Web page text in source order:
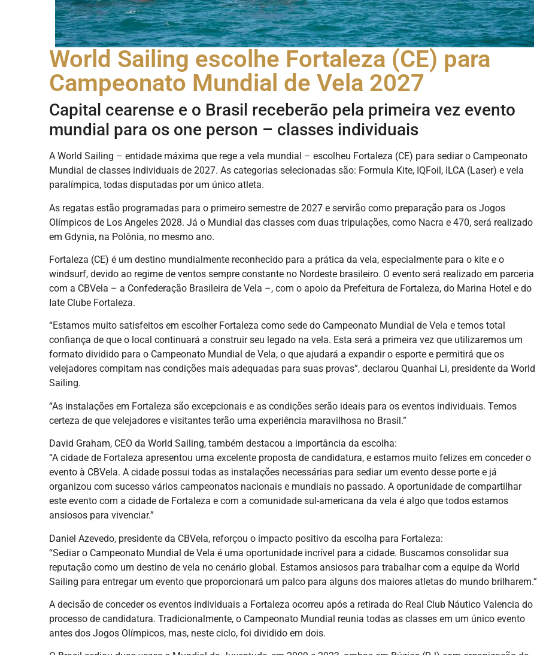
World Sailing escolhe Fortaleza (CE) para
Campeonato Mundial de Vela 2027
Capital cearense e o Brasil receberão pela primeira vez evento
mundial para os one person – classes individuais
A World Sailing – entidade máxima que rege a vela mundial – escolheu Fortaleza (CE) para sediar o Campeonato
Mundial de classes individuais de 2027. As categorias selecionadas são: Formula Kite, IQFoil, ILCA (Laser) e vela
paralímpica, todas disputadas por um único atleta.
As regatas estão programadas para o primeiro semestre de 2027 e servirão como preparação para os Jogos
Olímpicos de Los Angeles 2028. Já o Mundial das classes com duas tripulações, como Nacra e 470, será realizado
em Gdynia, na Polônia, no mesmo ano.
Fortaleza (CE) é um destino mundialmente reconhecido para a prática da vela, especialmente para o kite e o
windsurf, devido ao regime de ventos sempre constante no Nordeste brasileiro. O evento será realizado em parceria
com a CBVela – a Confederação Brasileira de Vela –, com o apoio da Prefeitura de Fortaleza, do Marina Hotel e do
Iate Clube Fortaleza.
“Estamos muito satisfeitos em escolher Fortaleza como sede do Campeonato Mundial de Vela e temos total
confiança de que o local continuará a construir seu legado na vela. Esta será a primeira vez que utilizaremos um
formato dividido para o Campeonato Mundial de Vela, o que ajudará a expandir o esporte e permitirá que os
velejadores compitam nas condições mais adequadas para suas provas”, declarou Quanhai Li, presidente da World
Sailing.
“As instalações em Fortaleza são excepcionais e as condições serão ideais para os eventos individuais. Temos
certeza de que velejadores e visitantes terão uma experiência maravilhosa no Brasil.”
David Graham, CEO da World Sailing, também destacou a importância da escolha:
“A cidade de Fortaleza apresentou uma excelente proposta de candidatura, e estamos muito felizes em conceder o
evento à CBVela. A cidade possui todas as instalações necessárias para sediar um evento desse porte e já
organizou com sucesso vários campeonatos nacionais e mundiais no passado. A oportunidade de compartilhar
este evento com a cidade de Fortaleza e com a comunidade sul-americana da vela é algo que todos estamos
ansiosos para vivenciar.”
Daniel Azevedo, presidente da CBVela, reforçou o impacto positivo da escolha para Fortaleza:
“Sediar o Campeonato Mundial de Vela é uma oportunidade incrível para a cidade. Buscamos consolidar sua
reputação como um destino de vela no cenário global. Estamos ansiosos para trabalhar com a equipe da World
Sailing para entregar um evento que proporcionará um palco para alguns dos maiores atletas do mundo brilharem.”
A decisão de conceder os eventos individuais a Fortaleza ocorreu após a retirada do Real Club Náutico Valencia do
processo de candidatura. Tradicionalmente, o Campeonato Mundial reunia todas as classes em um único evento
antes dos Jogos Olímpicos, mas, neste ciclo, foi dividido em dois.